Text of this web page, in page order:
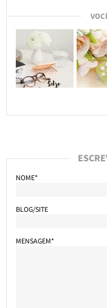
NOME*
BLOG/SITE
MENSAGEM*